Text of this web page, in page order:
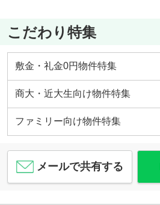
こだわり特集
敷金・礼金0円物件特集
商大・近大生向け物件特集
ファミリー向け物件特集
メールで共有する